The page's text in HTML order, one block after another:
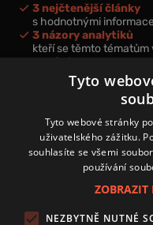
3 nejčtenější články
s hodnotnými
3 názory analytiků
kteří se těmto tématům
nová videa a podcasty
k prohloubení vašich
Přihlášením k newsletteru
zpracování osobních údajů.
Zásady používání souborů
Tyto
Tyto webové stránky
uživatelského zážitku.
souhlasíte se všemi
používání
ZOBRAZIT
NEZBYTNĚ NUTNÉ